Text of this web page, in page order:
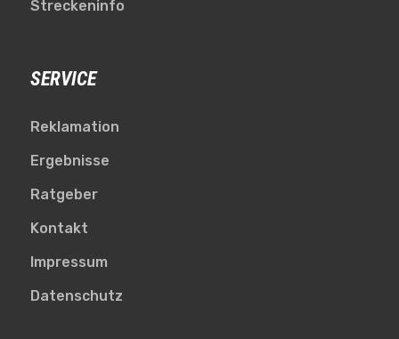
Streckeninfo
SERVICE
Reklamation
Ergebnisse
Ratgeber
Kontakt
Impressum
Datenschutz